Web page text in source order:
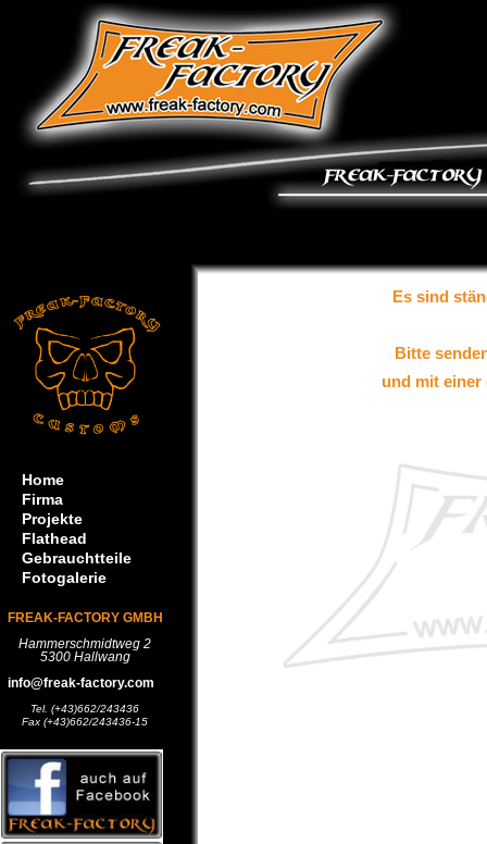
Home
Firma
Projekte
Flathead
Gebrauchtteile
Fotogalerie
FREAK-FACTORY GMBH
Hammerschmidtweg 2
5300 Hallwang
info@freak-factory.com
Tel. (+43)662/243436
Fax (+43)662/243436-15
Es sind
Bitte
und mit einer